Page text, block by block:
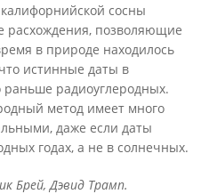
сосны
расхождения, позволяющие
в природе находилось
истинные даты в
раньше радиоуглеродных.
метод имеет много
даже если даты
годах, а не в солнечных.
Брей, Дэвид Трамп.